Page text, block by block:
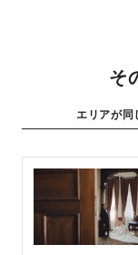
そ
エリアが同